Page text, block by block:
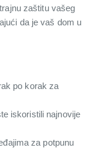
zaštitu vašeg
da je vaš dom u
po korak za
iskoristili najnovije
za potpunu